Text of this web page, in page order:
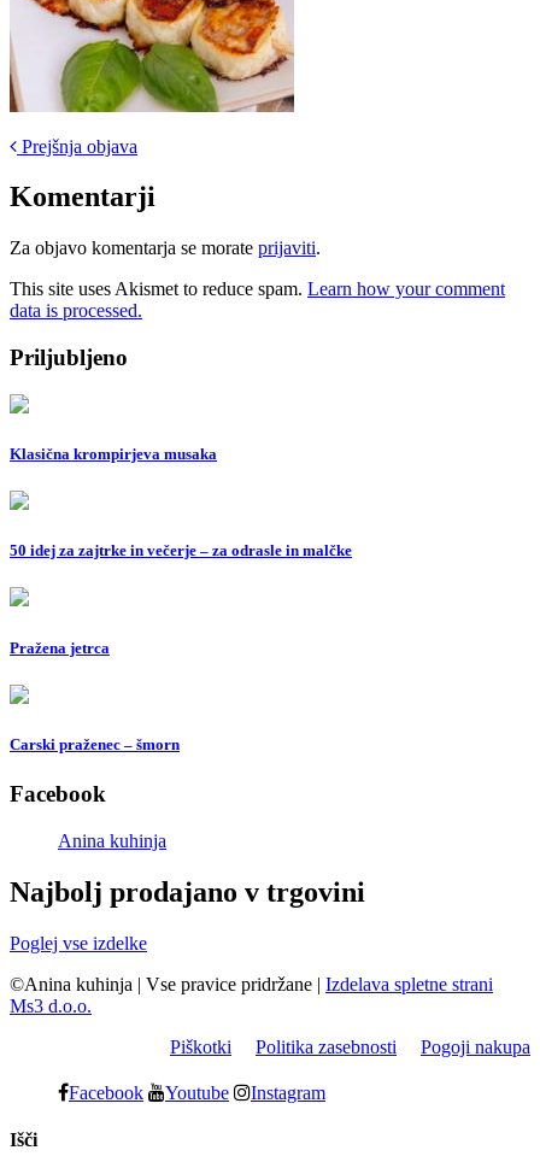
Post
navigation
Prejšnja objava
Komentarji
Za objavo komentarja se morate prijaviti.
This site uses Akismet to reduce spam. Learn how your comment
data is processed.
Priljubljeno
Klasična krompirjeva musaka
50 idej za zajtrke in večerje – za odrasle in malčke
Pražena jetrca
Carski praženec – šmorn
Facebook
Anina kuhinja
Najbolj prodajano v trgovini
Poglej vse izdelke
©Anina kuhinja | Vse pravice pridržane | Izdelava spletne strani
Ms3 d.o.o.
Piškotki
Politika zasebnosti Pogoji nakupa
Facebook Youtube Instagram
Išči